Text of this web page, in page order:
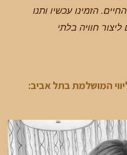
הזמינו עכשיו ותנו
ליצור חוויה בלתי
המושלמת בתל אביב: